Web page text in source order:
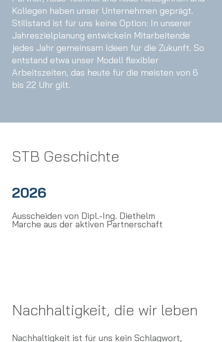
Kollegen haben unser Unternehmen geprägt.
Stillstand ist für uns keine Option: In unserer
Jahreszielplanung entwickeln Mitarbeitende
jedes Jahr gemeinsam Ideen für die Zukunft. So
entstand etwa unser Modell flexibler
Arbeitszeiten, das heute für die meisten von 6
bis 22 Uhr gilt.
STB Geschichte
2026
Ausscheiden von Dipl.-Ing. Diethelm
Marche aus der aktiven Partnerschaft
Nachhaltigkeit, die wir leben
Nachhaltigkeit ist für uns kein Schlagwort,